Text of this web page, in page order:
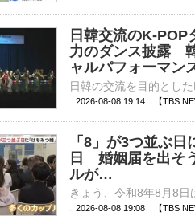
日韓交流のK-
力のダンス披露
ャルパフォーマン
2026-08-08 19:14 【TBS
「8」が3つ並ぶ
日 婚姻届を出そ
ルが…
2026-08-08 19:08 【TBS